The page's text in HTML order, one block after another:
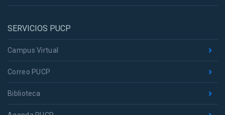
SERVICIOS PUCP
Campus Virtual
Correo PUCP
Biblioteca